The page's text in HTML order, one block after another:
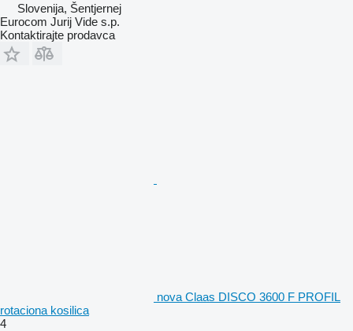
Slovenija, Šentjernej
Eurocom Jurij Vide s.p.
Kontaktirajte prodavca
nova Claas DISCO 3600 F PROFIL
rotaciona kosilica
4